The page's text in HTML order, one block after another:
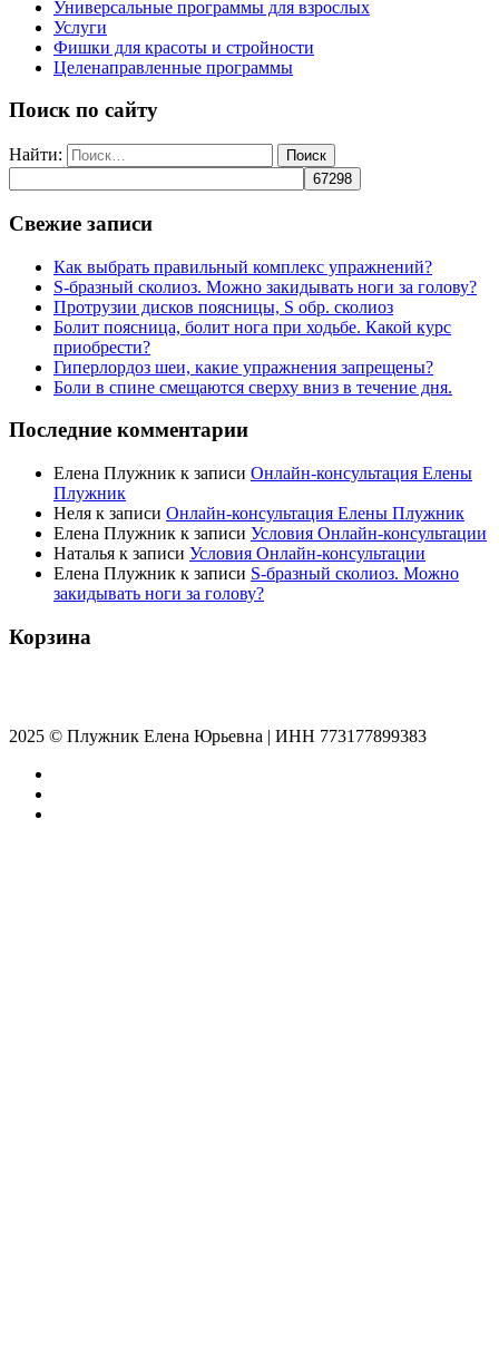
Универсальные программы для взрослых
Услуги
Фишки для красоты и стройности
Целенаправленные программы
Поиск по сайту
Найти:
Свежие записи
Как выбрать правильный комплекс упражнений?
S-бразный сколиоз. Можно закидывать ноги за голову?
Протрузии дисков поясницы, S обр. сколиоз
Болит поясница, болит нога при ходьбе. Какой курс
приобрести?
Гиперлордоз шеи, какие упражнения запрещены?
Боли в спине смещаются сверху вниз в течение дня.
Последние комментарии
Елена Плужник к записи Онлайн-консультация Елены
Плужник
Неля к записи Онлайн-консультация Елены Плужник
Елена Плужник к записи Условия Онлайн-консультации
Наталья к записи Условия Онлайн-консультации
Елена Плужник к записи S-бразный сколиоз. Можно
закидывать ноги за голову?
Корзина
2025 © Плужник Елена Юрьевна | ИНН 773177899383